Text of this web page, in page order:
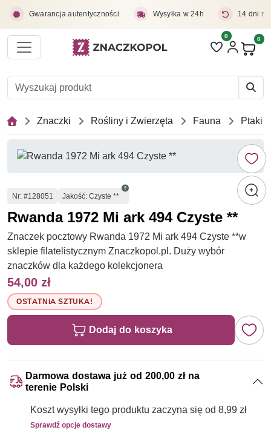
Gwarancja autentyczności Wysyłka w 24h 14 dni
Liczba pozycji
0 0
Znaczki Rośliny i Zwierzęta Fauna Ptaki
Numer
Nr: #128051 Jakość: Czyste **
Rwanda 1972 Mi ark 494 Czyste **
Znaczek pocztowy Rwanda 1972 Mi ark 494 Czyste **w
sklepie filatelistycznym Znaczkopol.pl. Duży wybór
znaczków dla każdego kolekcjonera
54,00 zł
OSTATNIA SZTUKA!
Dodaj do koszyka
Darmowa dostawa już od 200,00 zł na
terenie Polski
Koszt wysyłki tego produktu zaczyna się od 8,99 zł
Sprawdź opcje dostawy